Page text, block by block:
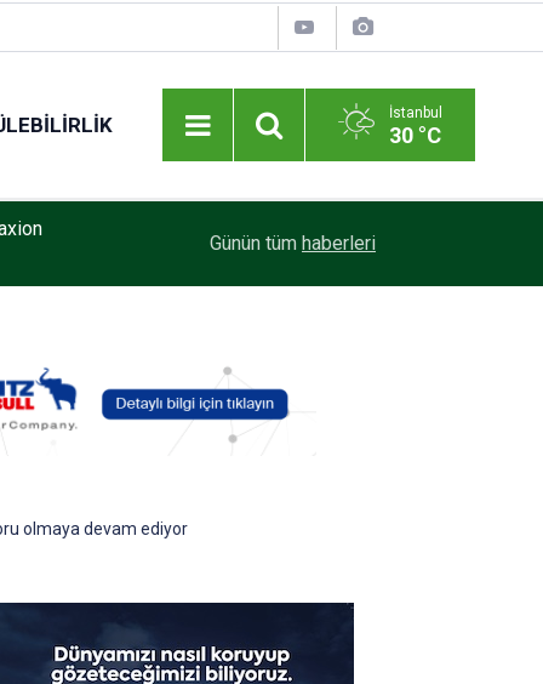
İstanbul
30 °C
Enver Geçgel Turizm, Filosuna Travego ve
Günün tüm haberleri
olmaya devam ediyor